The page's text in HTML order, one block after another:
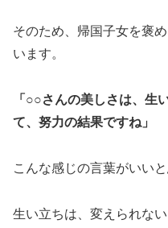
そのため、帰国子女を褒
います。
「○○さんの美しさは、生
て、努力の結果ですね」
こんな感じの言葉がいいと
生い立ちは、変えられな